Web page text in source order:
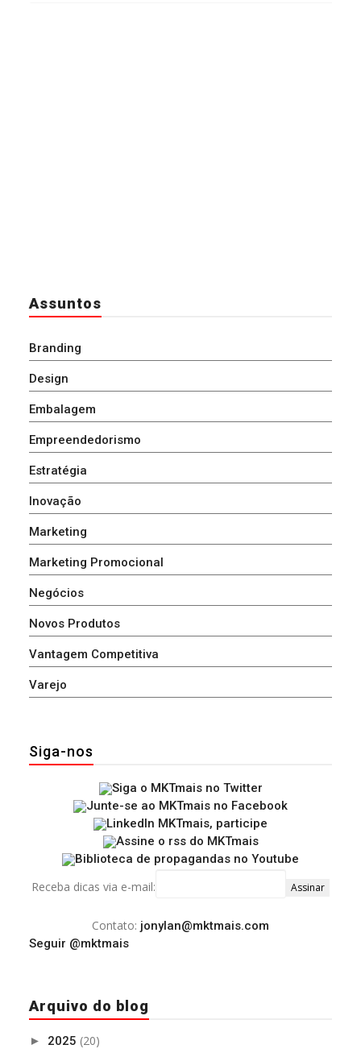
Assuntos
Branding
Design
Embalagem
Empreendedorismo
Estratégia
Inovação
Marketing
Marketing Promocional
Negócios
Novos Produtos
Vantagem Competitiva
Varejo
Siga-nos
Receba dicas via e-mail:
Contato: jonylan@mktmais.com
Seguir @mktmais
Arquivo do blog
► 2025 (20)